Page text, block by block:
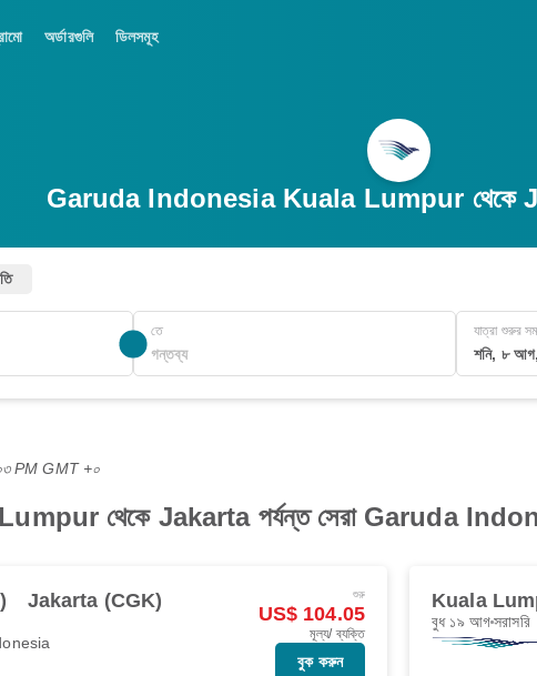
অর্ডারগুলি ডিলসমূহ
Garuda Indonesia Kuala Lumpur থেকে
তে যাত্রা শুরুর
শনি, ৮
PM GMT +০
থেকে Jakarta পর্যন্ত সেরা Garuda
Jakarta (CGK) শুরু
US$ 104.05
মূল্য/ ব্যক্তি
বুক করুন
Kuala
বুধ ১৯ আগসরাসরি